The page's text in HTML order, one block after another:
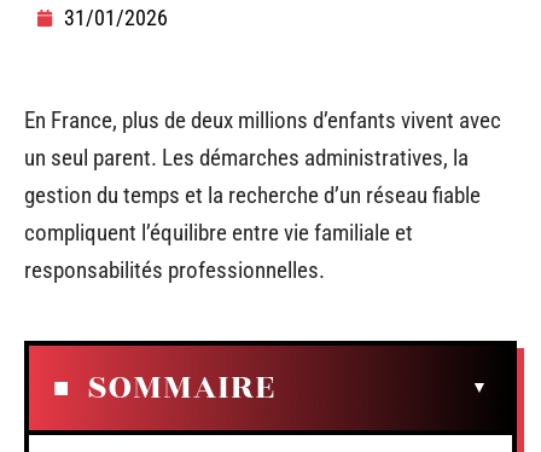
31/01/2026
En France, plus de deux millions d’enfants vivent avec
un seul parent. Les démarches administratives, la
gestion du temps et la recherche d’un réseau fiable
compliquent l’équilibre entre vie familiale et
responsabilités professionnelles.
SOMMAIRE